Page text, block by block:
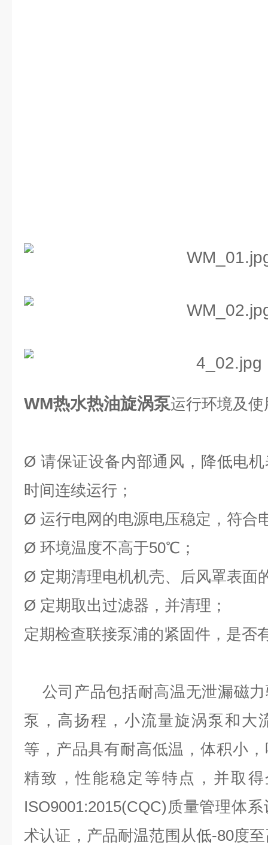
WM热水热油旋涡泵运行环境及
Ø 请保证设备内部通风，降低电
时间连续运行；
Ø 运行电网的电源电压稳定，符合
Ø 环境温度不高于50℃；
Ø 定期清理电机机壳、后风罩表面
Ø 定期取出过滤器，并清理；
定期检查联接泵浦的紧固件，是否
公司产品包括耐高温无泄漏磁
泵，高扬程，小流量旋涡泵和大
等，产品具有耐高低温，体积小
精致，性能稳定等特点，并取
ISO9001:2015(CQC)质量管理体
术认证，产品耐温范围从低-80度